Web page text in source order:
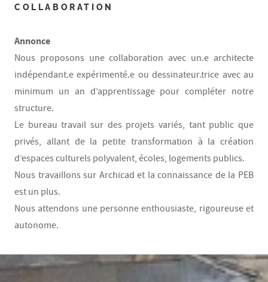
COLLABORATION
Annonce
Nous proposons une collaboration avec un.e architecte
indépendant.e expérimenté.e ou dessinateur.trice avec au
minimum un an d’apprentissage pour compléter notre
structure.
Le bureau travail sur des projets variés, tant public que
privés, allant de la petite transformation à la création
d’espaces culturels polyvalent, écoles, logements publics.
Nous travaillons sur Archicad et la connaissance de la PEB
est un plus.
Nous attendons une personne enthousiaste, rigoureuse et
autonome.